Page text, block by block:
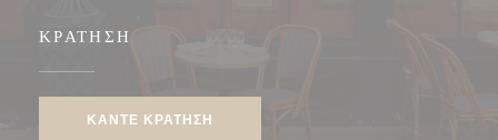
ΚΡΆΤΗΣΗ
ΚΆΝΤΕ ΚΡΆΤΗΣΗ